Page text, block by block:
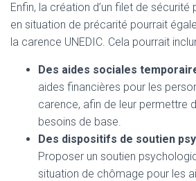
Enfin, la création d’un filet de sécurité
en situation de précarité pourrait
la carence UNEDIC. Cela pourrait
Des aides sociales
aides financières pour les
carence, afin de leur permettre
besoins de base.
Des dispositifs de soutien
Proposer un soutien
situation de chômage pour les